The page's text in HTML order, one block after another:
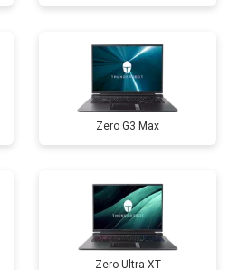
от 1100 ₽ Заказать
от 1500 ₽ Заказать
от 3500 ₽
Zero G3 Max
Zero Ultra XT